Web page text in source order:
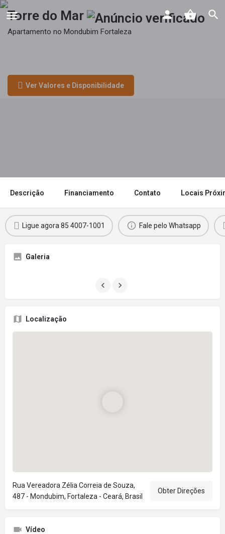
Torre do Mar
Apartamento no Mondubim Fortaleza
Ver Valores e Disponibilidade
Descrição Financiamento Contato Locais
Ligue agora 85 4007-1001 Fale pelo Whatsapp
Galeria
Localização
Rua Vereadora Zélia Correia de Souza,
487 - Mondubim, Fortaleza - Ceará, Brasil
Obter Direções
Vídeo